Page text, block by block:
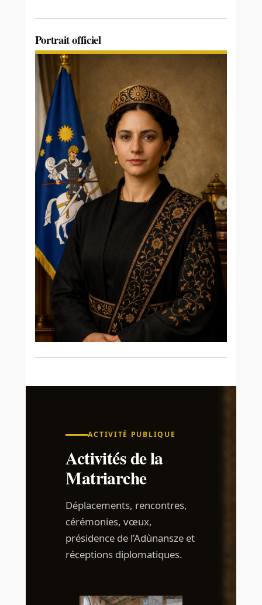
Portrait officiel
ACTIVITÉ PUBLIQUE
Activités de la
Matriarche
Déplacements, rencontres,
cérémonies, vœux,
présidence de l’Adùnansze et
réceptions diplomatiques.